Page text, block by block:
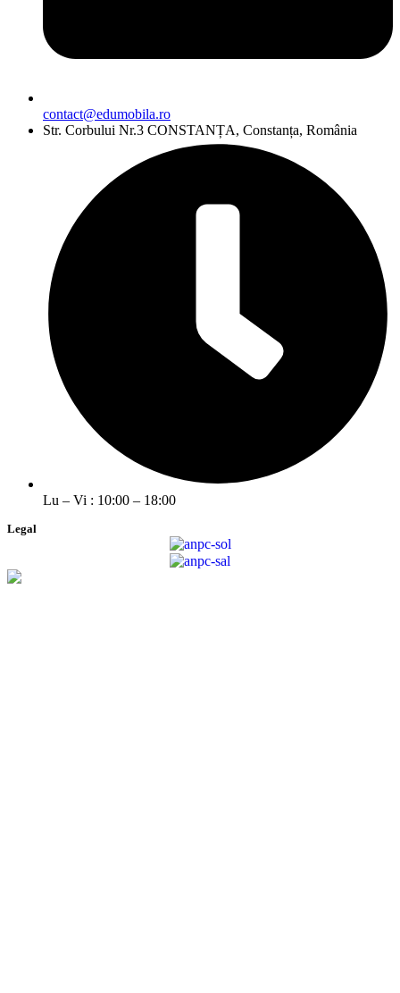
contact@edumobila.ro
Str. Corbului Nr.3 CONSTANȚA, Constanța, România
Lu – Vi : 10:00 – 18:00
Legal